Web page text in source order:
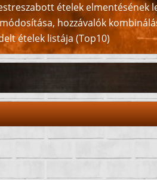
ételek elmentésének
hozzávalók
ételek listája (Top10)